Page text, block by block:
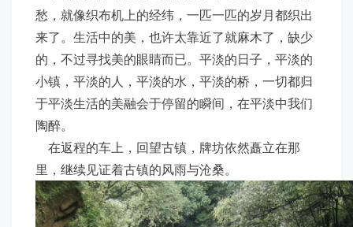
愁，就像织布机上的经纬，一匹一匹的岁月都织出
来了。生活中的美，也许太靠近了就麻木了，缺少
的，不过寻找美的眼睛而已。平淡的日子，平淡的
小镇，平淡的人，平淡的水，平淡的桥，一切都归
于平淡生活的美融会于停留的瞬间，在平淡中我们
陶醉。
在返程的车上，回望古镇，牌坊依然矗立在那
里，继续见证着古镇的风雨与沧桑。